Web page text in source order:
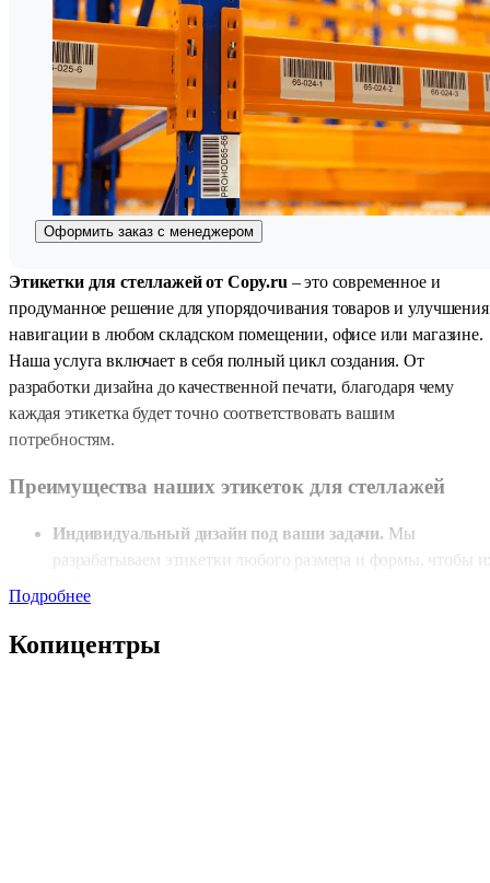
Оформить заказ с менеджером
Этикетки для стеллажей от Copy.ru – это современное и
продуманное решение для упорядочивания товаров и улучшения
навигации в любом складском помещении, офисе или магазине.
Наша услуга включает в себя полный цикл создания. От
разработки дизайна до качественной печати, благодаря чему
каждая этикетка будет точно соответствовать вашим
потребностям.
Преимущества наших этикеток для стеллажей
Индивидуальный дизайн под ваши задачи. Мы
разрабатываем этикетки любого размера и формы, чтобы
удобно было разместить на ваших стеллажах, полках и
элементы. Например логотипы, цветовую кодировку,
изображения, QR-коды, штрихкоды и другую важную
Подробнее
Копицентры